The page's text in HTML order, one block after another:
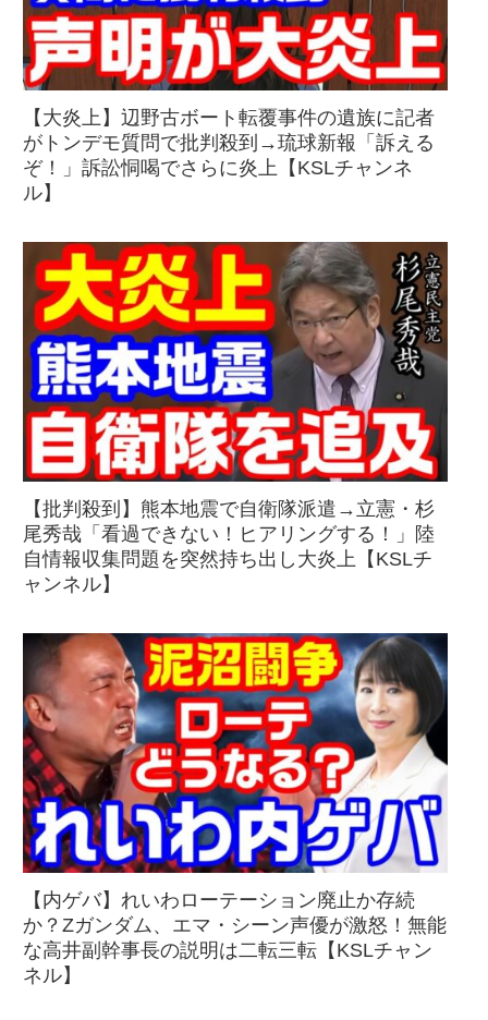
【大炎上】辺野古ボート転覆事件の遺族に記者
がトンデモ質問で批判殺到→琉球新報「訴える
ぞ！」訴訟恫喝でさらに炎上【KSLチャンネ
ル】
【批判殺到】熊本地震で自衛隊派遣→立憲・杉
尾秀哉「看過できない！ヒアリングする！」陸
自情報収集問題を突然持ち出し大炎上【KSLチ
ャンネル】
【内ゲバ】れいわローテーション廃止か存続
か？Zガンダム、エマ・シーン声優が激怒！無能
な高井副幹事長の説明は二転三転【KSLチャン
ネル】